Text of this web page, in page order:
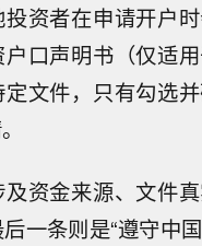
资者在申请开户
户口声明书（仅适
文件，只有勾选
资金来源、文件
一条则是“遵守中